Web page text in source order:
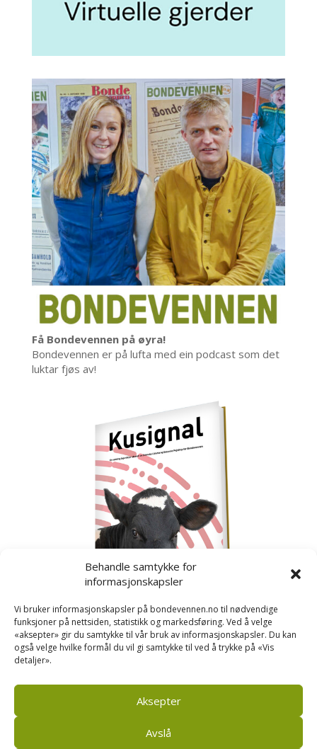
Behandle samtykke for
informasjonskapsler
Vi bruker informasjonskapsler på bondevennen.no til nødvendige
funksjoner på nettsiden, statistikk og markedsføring. Ved å velge
«aksepter» gir du samtykke til vår bruk av informasjonskapsler. Du kan
også velge hvilke formål du vil gi samtykke til ved å trykke på «Vis
detaljer».
Aksepter
Avslå
Få Bondevennen på øyra!
Bondevennen er på lufta med ein podcast som det
luktar fjøs av!
Kusignal